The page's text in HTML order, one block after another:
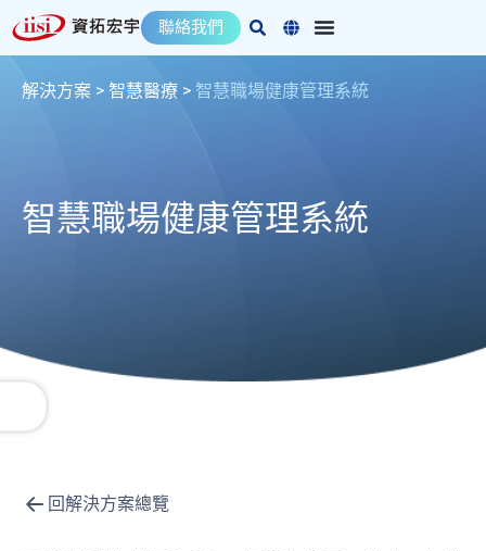
至
聯絡我們
解決方案 > 智慧醫療 > 智慧職場健康管理系統
智慧職場健康管理系統
回解決方案總覽